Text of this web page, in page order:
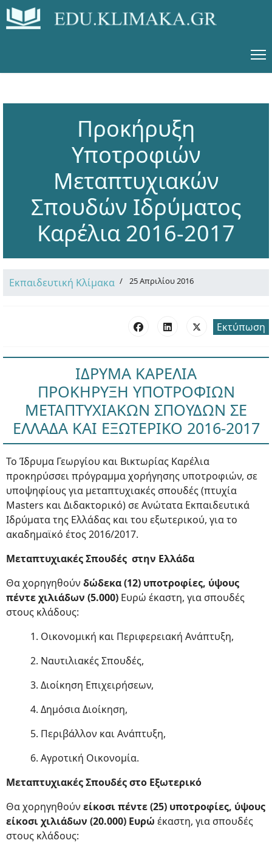
Προκήρυξη
Υποτροφιών
Μεταπτυχιακών
Σπουδών Ιδρύματος
Καρέλια 2016-2017
Εκπαιδευτική Κλίμακα 25 Απριλίου 2016
Εκτύπωση
ΙΔΡΥΜΑ ΚΑΡΕΛΙΑ
ΠΡΟΚΗΡΥΞΗ ΥΠΟΤΡΟΦΙΩΝ
ΜΕΤΑΠΤΥΧΙΑΚΩΝ ΣΠΟΥΔΩΝ ΣΕ
ΕΛΛΑΔΑ ΚΑΙ ΕΞΩΤΕΡΙΚΟ 2016-2017
Το Ίδρυμα Γεωργίου και Βικτωρίας Καρέλια
προκηρύσσει πρόγραμμα χορήγησης υποτροφιών, σε
υποψηφίους για μεταπτυχιακές σπουδές (πτυχία
Masters και Διδακτορικό) σε Ανώτατα Εκπαιδευτικά
Ιδρύματα της Ελλάδας και του εξωτερικού, για το
ακαδημαϊκό έτος 2016/2017.
Μεταπτυχιακές Σπουδές στην Ελλάδα
Θα χορηγηθούν δώδεκα (12) υποτροφίες, ύψους
πέντε χιλιάδων (5.000) Ευρώ έκαστη, για σπουδές
στους κλάδους:
1. Οικονομική και Περιφερειακή Ανάπτυξη,
2. Ναυτιλιακές Σπουδές,
3. Διοίκηση Επιχειρήσεων,
4. Δημόσια Διοίκηση,
5. Περιβάλλον και Ανάπτυξη,
6. Αγροτική Οικονομία.
Μεταπτυχιακές Σπουδές στο Εξωτερικό
Θα χορηγηθούν είκοσι πέντε (25) υποτροφίες, ύψους
είκοσι χιλιάδων (20.000) Ευρώ έκαστη, για σπουδές
στους κλάδους: